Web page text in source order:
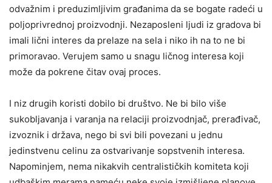
odvažnim i preduzimljivim građanima da se bogate radeći u
poljoprivrednoj proizvodnji. Nezaposleni ljudi iz gradova bi
imali lični interes da prelaze na sela i niko ih na to ne bi
primoravao. Verujem samo u snagu ličnog interesa koji
može da pokrene čitav ovaj proces.
I niz drugih koristi dobilo bi društvo. Ne bi bilo više
sukobljavanja i varanja na relaciji proizvodnjač, prerađivač,
izvoznik i država, nego bi svi bili povezani u jednu
jedinstvenu celinu za ostvarivanje sopstvenih interesa.
Napominjem, nema nikakvih centralističkih komiteta koji